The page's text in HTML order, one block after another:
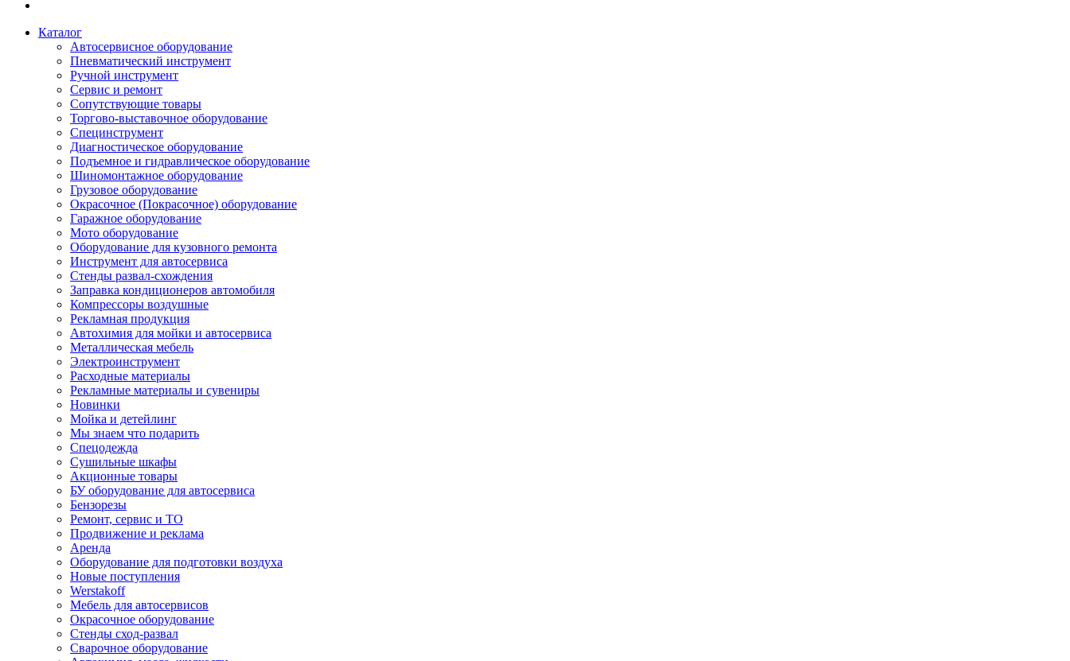
Каталог
Автосервисное оборудование
Пневматический инструмент
Ручной инструмент
Сервис и ремонт
Сопутствующие товары
Торгово-выставочное оборудование
Специнструмент
Диагностическое оборудование
Подъемное и гидравлическое оборудование
Шиномонтажное оборудование
Грузовое оборудование
Окрасочное (Покрасочное) оборудование
Гаражное оборудование
Мото оборудование
Оборудование для кузовного ремонта
Инструмент для автосервиса
Стенды развал-схождения
Заправка кондиционеров автомобиля
Компрессоры воздушные
Рекламная продукция
Автохимия для мойки и автосервиса
Металлическая мебель
Электроинструмент
Расходные материалы
Рекламные материалы и сувениры
Новинки
Мойка и детейлинг
Мы знаем что подарить
Спецодежда
Сушильные шкафы
Акционные товары
БУ оборудование для автосервиса
Бензорезы
Ремонт, сервис и ТО
Продвижение и реклама
Аренда
Оборудование для подготовки воздуха
Новые поступления
Werstakoff
Мебель для автосервисов
Окрасочное оборудование
Стенды сход-развал
Сварочное оборудование